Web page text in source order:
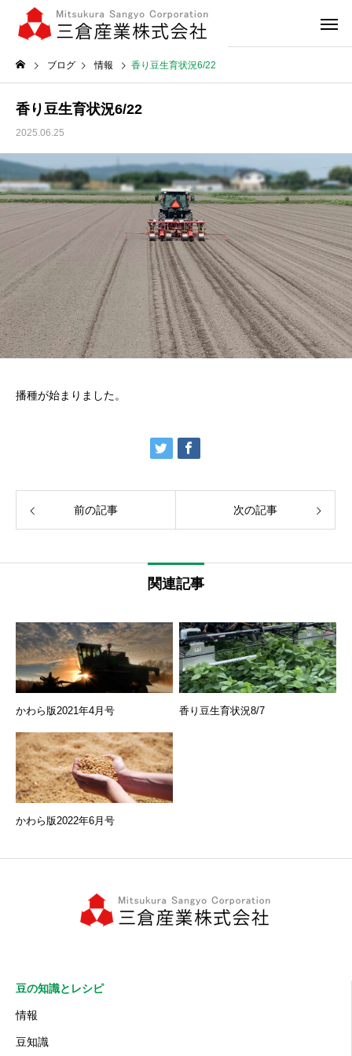
ブログ 情報 香り豆生育状況6/22
香り豆生育状況6/22
2025.06.25
播種が始まりました。
前の記事 次の記事
関連記事
かわら版2021年4月号 香り豆生育状況8/7
かわら版2022年6月号
豆の知識とレシピ
情報
豆知識